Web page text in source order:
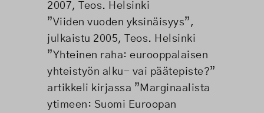
2007, Teos. Helsinki
”Viiden vuoden yksinäisyys”,
julkaistu 2005, Teos. Helsinki
”Yhteinen raha: eurooppalaisen
yhteistyön alku- vai päätepiste?”
artikkeli kirjassa ”Marginaalista
ytimeen: Suomi Euroopan